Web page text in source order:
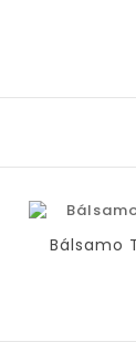
Bálsamo